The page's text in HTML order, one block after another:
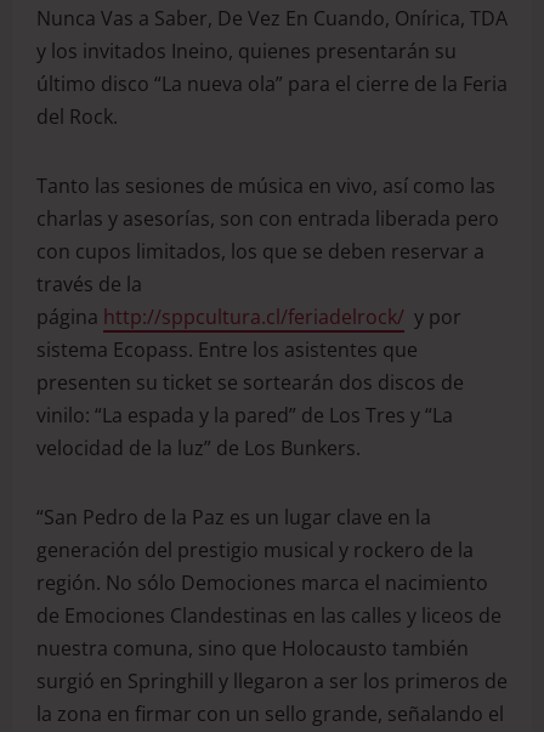
Nunca Vas a Saber, De Vez En Cuando, Onírica, TDA
y los invitados Ineino, quienes presentarán su
último disco “La nueva ola” para el cierre de la Feria
del Rock.
Tanto las sesiones de música en vivo, así como las
charlas y asesorías, son con entrada liberada pero
con cupos limitados, los que se deben reservar a
través de la
página http://sppcultura.cl/feriadelrock/ y por
sistema Ecopass. Entre los asistentes que
presenten su ticket se sortearán dos discos de
vinilo: “La espada y la pared” de Los Tres y “La
velocidad de la luz” de Los Bunkers.
“San Pedro de la Paz es un lugar clave en la
generación del prestigio musical y rockero de la
región. No sólo Demociones marca el nacimiento
de Emociones Clandestinas en las calles y liceos de
nuestra comuna, sino que Holocausto también
surgió en Springhill y llegaron a ser los primeros de
la zona en firmar con un sello grande, señalando el